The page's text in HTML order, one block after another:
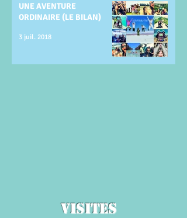
VISITES
UNE AVENTURE
ORDINAIRE (LE BILAN)
3 juil. 2018